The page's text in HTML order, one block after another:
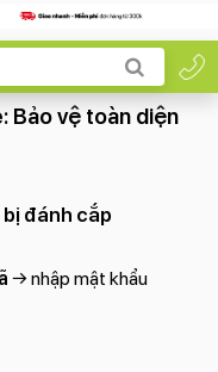
Bảo vệ toàn diện
đánh cắp
→ nhập mật khẩu